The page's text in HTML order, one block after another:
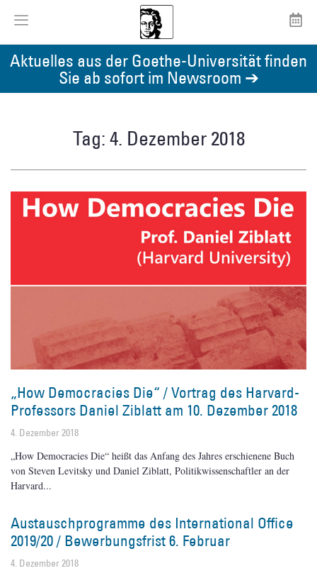
Aktuelles aus der Goethe-Universität finden
Sie ab sofort im Newsroom ➔
Tag: 4. Dezember 2018
„How Democracies Die“ / Vortrag des Harvard-
Professors Daniel Ziblatt am 10. Dezember 2018
4. Dezember 2018
„How Democracies Die“ heißt das Anfang des Jahres erschienene Buch
von Steven Levitsky und Daniel Ziblatt, Politikwissenschaftler an der
Harvard
Austauschprogramme des International Office
2019/20 / Bewerbungsfrist 6. Februar
4. Dezember 2018